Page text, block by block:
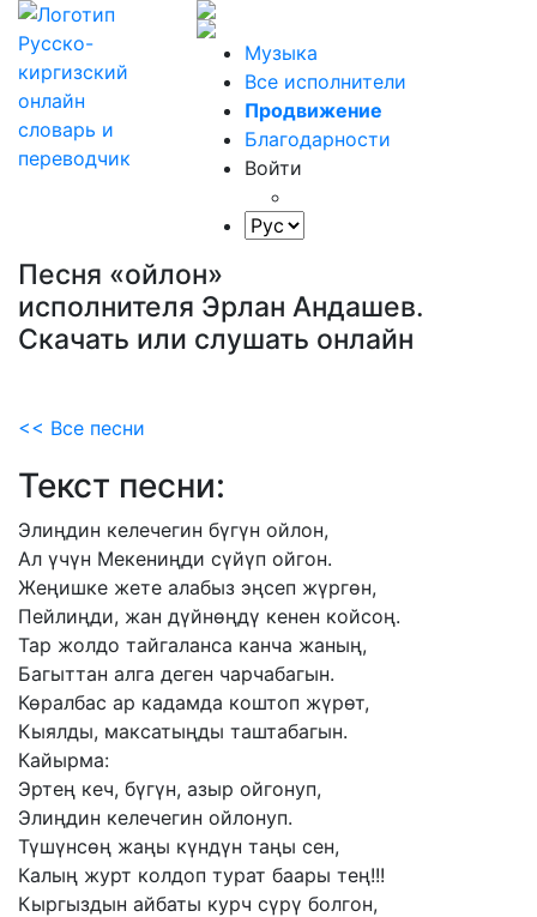
Музыка
Все исполнители
Продвижение
Благодарности
Войти
Песня «ойлон»
исполнителя Эрлан Андашев.
Скачать или слушать онлайн
<< Все песни
Текст песни:
Элиңдин келечегин бүгүн ойлон,
Ал үчүн Мекениңди сүйүп ойгон.
Жеңишке жете алабыз эңсеп жүргөн,
Пейлиңди, жан дүйнөңдү кенен койсоң.
Тар жолдо тайгаланса канча жаның,
Багыттан алга деген чарчабагын.
Көралбас ар кадамда коштоп жүрөт,
Кыялды, максатыңды таштабагын.
Кайырма:
Эртең кеч, бүгүн, азыр ойгонуп,
Элиңдин келечегин ойлонуп.
Түшүнсөң жаңы күндүн таңы сен,
Калың журт колдоп турат баары тең!!!
Кыргыздын айбаты курч сүрү болгон,